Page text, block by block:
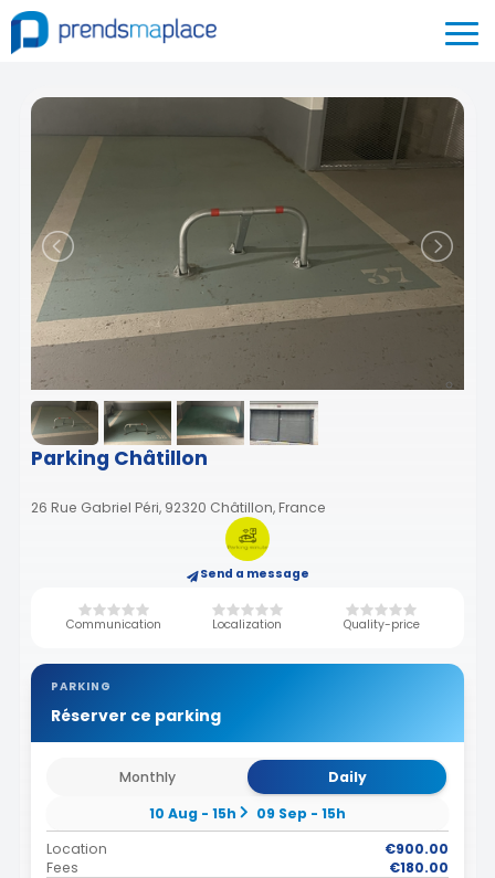
Parking Châtillon
26 Rue Gabriel Péri, 92320 Châtillon, France
Send a message
Communication Localization Quality-price
PARKING
Réserver ce parking
Monthly
Daily
10 Aug - 15h
09 Sep - 15h
Location
€900.00
Fees
€180.00